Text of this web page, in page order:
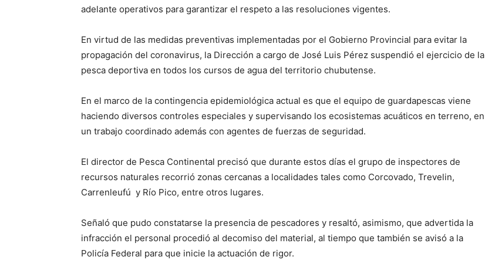
adelante operativos para garantizar el respeto a las resoluciones vigentes.
En virtud de las medidas preventivas implementadas por el Gobierno Provincial para evitar la
propagación del coronavirus, la Dirección a cargo de José Luis Pérez suspendió el ejercicio de la
pesca deportiva en todos los cursos de agua del territorio chubutense.
En el marco de la contingencia epidemiológica actual es que el equipo de guardapescas viene
haciendo diversos controles especiales y supervisando los ecosistemas acuáticos en terreno, en
un trabajo coordinado además con agentes de fuerzas de seguridad.
El director de Pesca Continental precisó que durante estos días el grupo de inspectores de
recursos naturales recorrió zonas cercanas a localidades tales como Corcovado, Trevelin,
Carrenleufú y Río Pico, entre otros lugares.
Señaló que pudo constatarse la presencia de pescadores y resaltó, asimismo, que advertida la
infracción el personal procedió al decomiso del material, al tiempo que también se avisó a la
Policía Federal para que inicie la actuación de rigor.